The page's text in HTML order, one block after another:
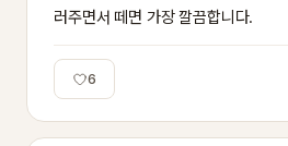
러주면서 떼면 가장 깔끔합니다.
6